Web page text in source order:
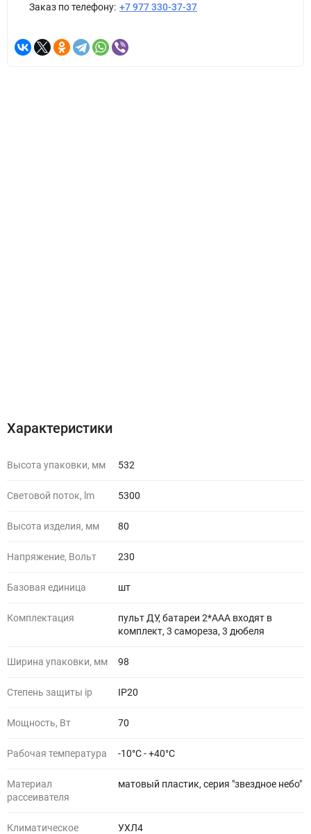
Заказ по телефону: +7 977 330-37-37
Характеристики
Высота упаковки, мм 532
Световой поток, lm 5300
Высота изделия, мм 80
Напряжение, Вольт 230
Базовая единица шт
Комплектация
пульт ДУ, батареи 2*ААА входят в
комплект, 3 самореза, 3 дюбеля
Ширина упаковки, мм 98
Степень защиты ip IP20
Мощность, Вт 70
Рабочая температура -10°C - +40°C
Материал
рассеивателя
матовый пластик, серия "звездное небо"
Климатическое
УХЛ4